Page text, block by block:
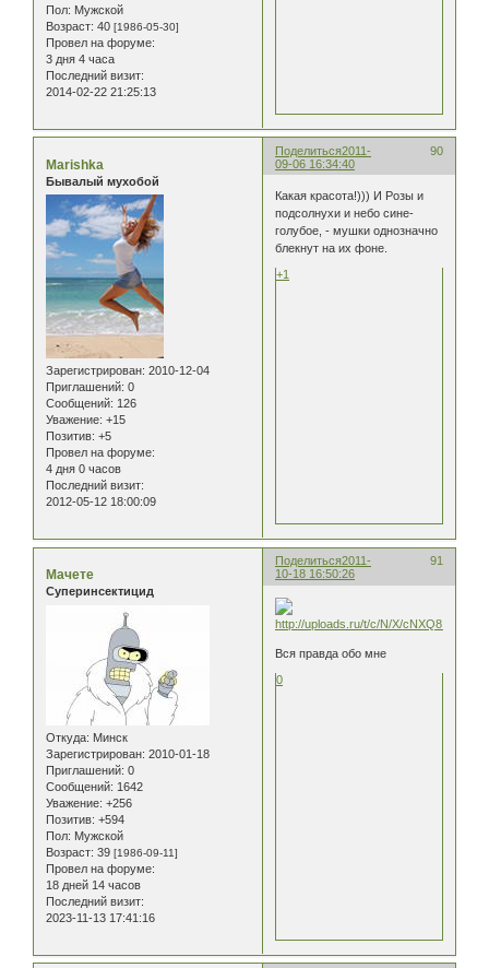
Пол: Мужской
Возраст: 40 [1986-05-30]
Провел на форуме:
3 дня 4 часа
Последний визит:
2014-02-22 21:25:13
Поделиться 90
2011-
09-06 16:34:40
Marishka
Бывалый мухобой
Зарегистрирован: 2010-12-04
Приглашений: 0
Сообщений: 126
Уважение: +15
Позитив: +5
Провел на форуме:
4 дня 0 часов
Последний визит:
2012-05-12 18:00:09
Какая красота!))) И Розы и
подсолнухи и небо сине-
голубое, - мушки однозначно
блекнут на их фоне.
+1
Поделиться 91
2011-
10-18 16:50:26
Мачете
Суперинсектицид
Откуда: Минск
Зарегистрирован: 2010-01-18
Приглашений: 0
Сообщений: 1642
Уважение: +256
Позитив: +594
Пол: Мужской
Возраст: 39 [1986-09-11]
Провел на форуме:
18 дней 14 часов
Последний визит:
2023-11-13 17:41:16
Вся правда обо мне
0